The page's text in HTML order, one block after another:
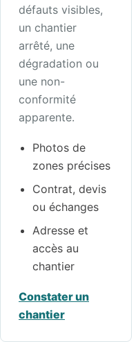
défauts visibles,
un chantier
arrêté, une
dégradation ou
une non-
conformité
apparente.
Photos de
zones précises
Contrat, devis
ou échanges
Adresse et
accès au
chantier
Constater un
chantier